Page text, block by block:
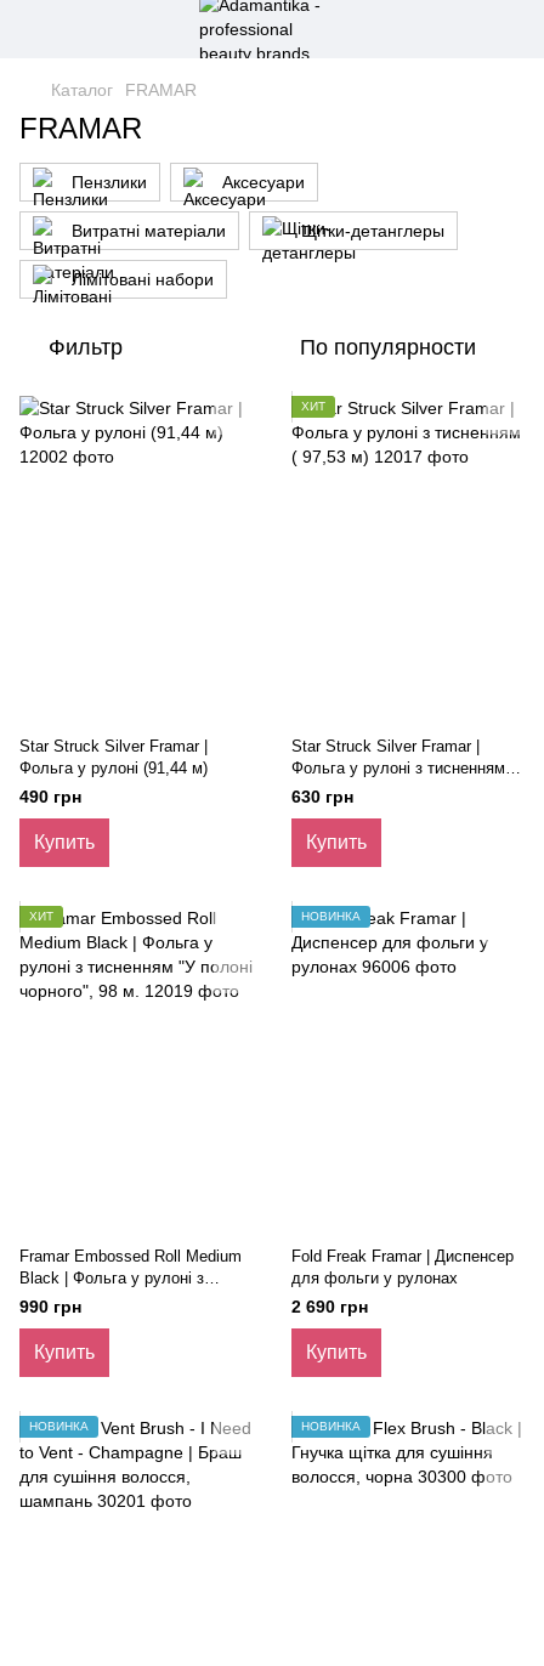
Каталог FRAMAR
FRAMAR
Пензлики Аксесуари
Витратні матеріали Щітки-детанглеры
Лімітовані набори
Фильтр По популярности
Star Struck Silver Framar |
Фольга у рулоні (91,44 м)
490 грн
Купить
ХИТ
Star Struck Silver Framar |
Фольга у рулоні з тисненням (
97,53 м)
630 грн
Купить
ХИТ
Framar Embossed Roll Medium
Black | Фольга у рулоні з
тисненням "У полоні чорного",
990 грн
Купить
НОВИНКА
Fold Freak Framar | Диспенсер
для фольги у рулонах
2 690 грн
Купить
НОВИНКА НОВИНКА